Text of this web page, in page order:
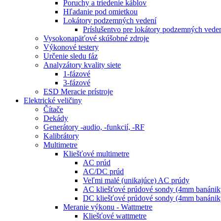
Poruchy a triedenie káblov
Hľadanie pod omietkou
Lokátory podzemných vedení
Príslušentvo pre lokátory podzemných
Vysokonapäťové skúšobné zdroje
Výkonové testery
Určenie sledu fáz
Analyzátory kvality siete
1-fázové
3-fázové
ESD Meracie prístroje
Elektrické veličiny
Čítače
Dekády
Generátory -audio, -funkcií, -RF
Kalibrátory
Multimetre
Kliešťové multimetre
AC prúd
AC/DC prúd
Veľmi malé (unikajúce) AC prúdy
AC kliešťové prúdové sondy (4mm
DC kliešťové prúdové sondy (4mm
Meranie výkonu - Wattmetre
Kliešťové wattmetre